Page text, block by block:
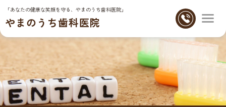
「あなたの健康な笑顔を守る、やまのうち歯科医院」
やまのうち歯科医院